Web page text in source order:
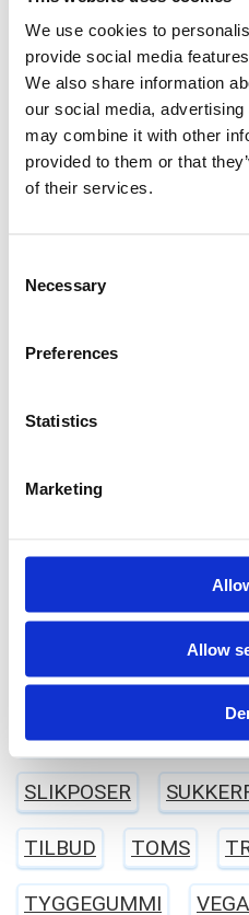
We use cookies to
provide social media
We also share information
our social media,
may combine it with other
provided to them or that
of their services.
Selection
Necessary
Preferences
Statistics
Marketing
Allow
ANTON BERG
BLAND SELV SLIK
CANDYLAND
ERHVERV
FASTELAVN
RED BAND
SKUM SLIKAWAY
SLIK KASSER (KØB 2
SLIKPOSER
TILBUD TOMS
TYGGEGUMMI